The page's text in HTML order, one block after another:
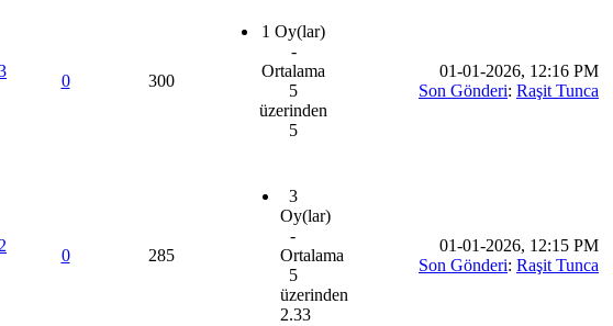
0 300
1 Oy(lar)
-
Ortalama
5
üzerinden
5
01-01-2026, 12:16 PM
Son Gönderi: Raşit Tunca
0 285
3
Oy(lar)
-
Ortalama
5
üzerinden
2.33
01-01-2026, 12:15 PM
Son Gönderi: Raşit Tunca